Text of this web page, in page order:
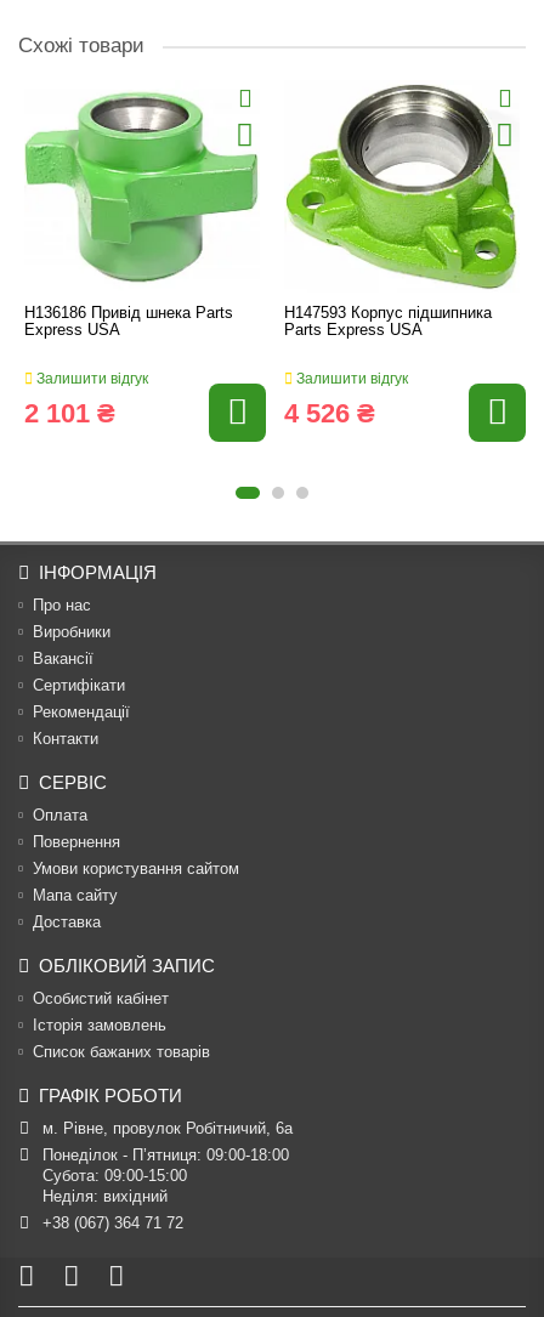
Схожі товари
H136186 Привід шнека Parts
Express USA
Залишити відгук
2 101 ₴
H147593 Корпус підшипника
Parts Express USA
Залишити відгук
4 526 ₴
ІНФОРМАЦІЯ
Про нас
Виробники
Вакансії
Сертифікати
Рекомендації
Контакти
СЕРВІС
Оплата
Повернення
Умови користування сайтом
Мапа сайту
Доставка
ОБЛІКОВИЙ ЗАПИС
Особистий кабінет
Історія замовлень
Список бажаних товарів
ГРАФІК РОБОТИ
м. Рівне, провулок Робітничий, 6а
Понеділок - П’ятниця: 09:00-18:00
Субота: 09:00-15:00
Неділя: вихідний
+38 (067) 364 71 72